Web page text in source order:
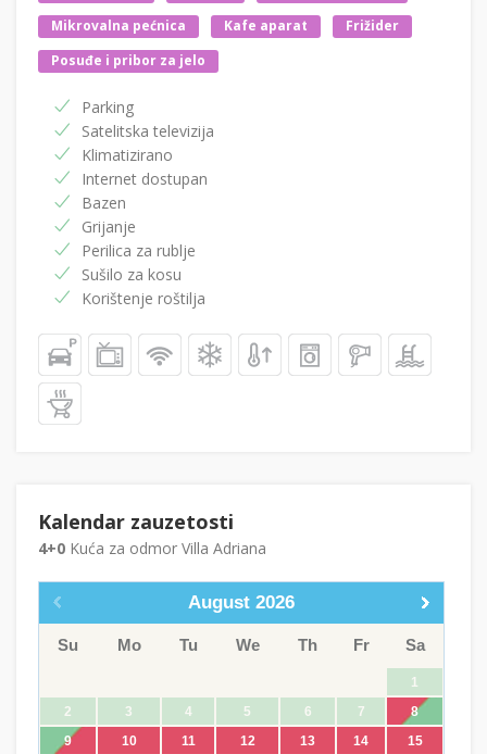
Mikrovalna pećnica
Kafe aparat
Frižider
Posuđe i pribor za jelo
Parking
Satelitska televizija
Klimatizirano
Internet dostupan
Bazen
Grijanje
Perilica za rublje
Sušilo za kosu
Korištenje roštilja
Kalendar zauzetosti
4+0 Kuća za odmor Villa Adriana
August 2026
Su Mo Tu We Th Fr Sa
1
2
3 4 5 6 7
8
9
10 11 12 13 14
15